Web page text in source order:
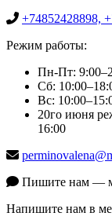
+74852428898,
Режим работы:
Пн-Пт:
Сб:
Вс:
20го июня
16:00
Пишите нам —
Напишите нам в